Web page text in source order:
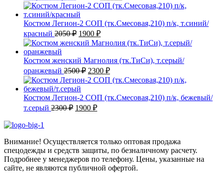
цена
составляла
2500 ₽.
цена:
Костюм Легион-2 СОП (тк.Смесовая,210) п/к, т.синий/
красный 2050₽ Первоначальная
цена
составляла
2050 ₽.
1900 ₽Текущая
цена:
Костюм женский Магнолия (тк.ТиСи), т.серый/
оранжевый 2500₽ Первоначальная
цена
составляла
2500 ₽.
2300 ₽Текущая
цена:
Костюм Легион-2 СОП (тк.Смесовая,210) п/к, бежевый/
т.серый 2300₽ Первоначальная
1900 ₽Текущая
Внимание! Осуществляется только оптовая продажа
спецодежды и средств защиты, по безналичному расчету.
Подробнее у менеджеров по телефону. Цены, указанные на
сайте, не являются публичной офертой.